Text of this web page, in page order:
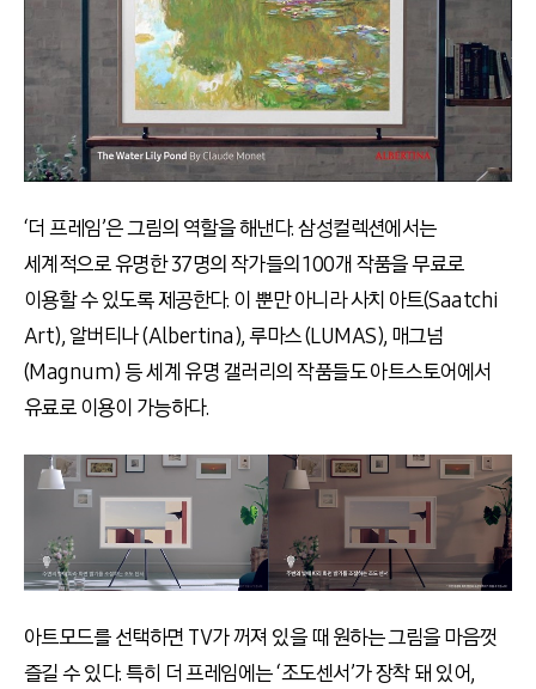
‘더 프레임’은 그림의 역할을 해낸다. 삼성컬렉션에서는
세계적으로 유명한 37명의 작가들의 100개 작품을 무료로
이용할 수 있도록 제공한다. 이 뿐만 아니라 사치 아트(Saatchi
Art), 알버티나 (Albertina), 루마스 (LUMAS), 매그넘
(Magnum) 등 세계 유명 갤러리의 작품들도 아트스토어에서
유료로 이용이 가능하다.
아트모드를 선택하면 TV가 꺼져 있을 때 원하는 그림을 마음껏
즐길 수 있다. 특히 더 프레임에는 ‘조도센서’가 장착 돼 있어,